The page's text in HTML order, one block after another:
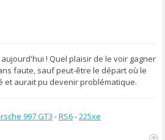
! Quel plaisir de le voir gagner
faute, sauf peut-être le départ où le
et aurait pu devenir problématique.
997 GT3 -RS6-225xe